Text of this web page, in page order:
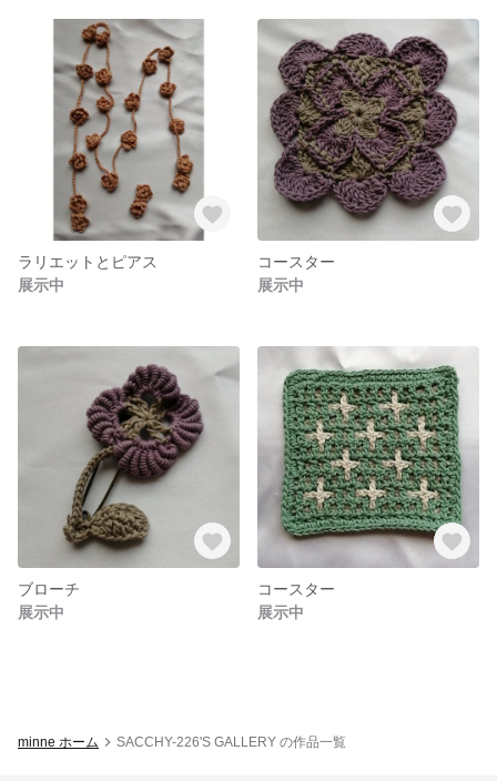
ラリエットとピアス
展示中
コースター
展示中
ブローチ
展示中
コースター
展示中
minne ホーム SACCHY-226'S GALLERY の作品一覧